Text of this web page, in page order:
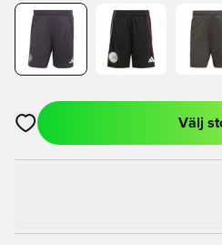
Öppnar en Modal för att logga
Välj